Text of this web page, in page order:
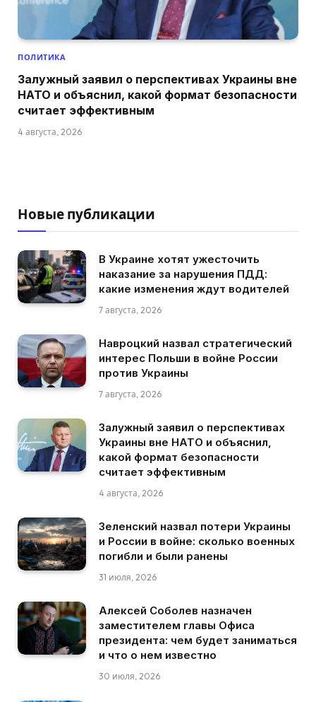
ПОЛИТИКА
Залужный заявил о перспективах Украины вне
НАТО и объяснил, какой формат безопасности
считает эффективным
4 августа, 2026
Новые публикации
В Украине хотят ужесточить
наказание за нарушения ПДД:
какие изменения ждут водителей
7 августа, 2026
Навроцкий назвал стратегический
интерес Польши в войне России
против Украины
7 августа, 2026
Залужный заявил о перспективах
Украины вне НАТО и объяснил,
какой формат безопасности
считает эффективным
4 августа, 2026
Зеленский назвал потери Украины
и России в войне: сколько военных
погибли и были ранены
31 июля, 2026
Алексей Соболев назначен
заместителем главы Офиса
президента: чем будет заниматься
и что о нем известно
30 июля, 2026